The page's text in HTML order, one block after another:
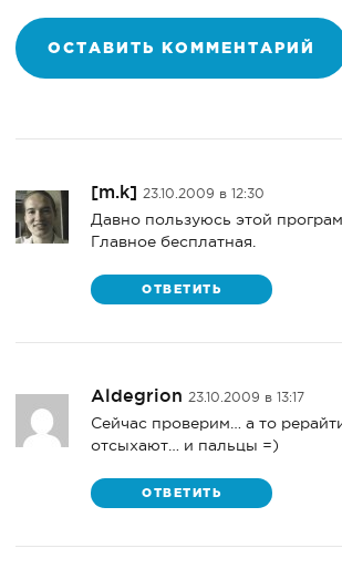
[m.k] 23.10.2009 в 12:30
Давно пользуюсь этой
Главное бесплатная.
ОТВЕТИТЬ
Aldegrion 23.10.2009 в 13:17
Сейчас проверим… а то
отсыхают… и пальцы =)
ОТВЕТИТЬ